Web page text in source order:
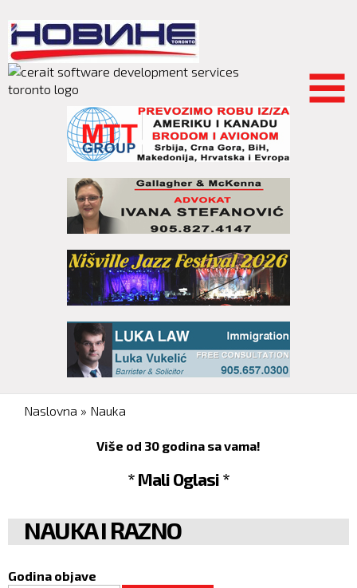
main
content
You are here
Naslovna » Nauka
Više od 30 godina sa vama!
* Mali Oglasi *
NAUKA I RAZNO
Godina objave